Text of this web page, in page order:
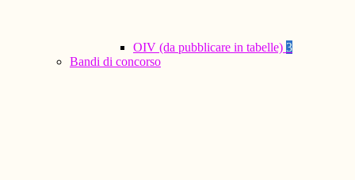
OIV (da pubblicare in tabelle) 3
Bandi di concorso